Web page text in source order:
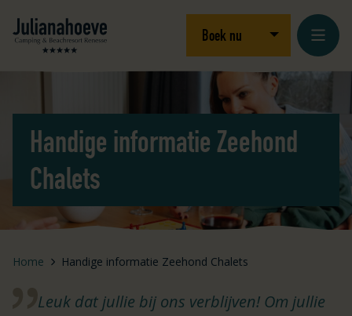
Logo Julianahoeve Boek nu Open/sluit
Handige informatie Zeehond
Chalets
Home Handige informatie Zeehond Chalets
Leuk dat jullie bij ons verblijven! Om jullie